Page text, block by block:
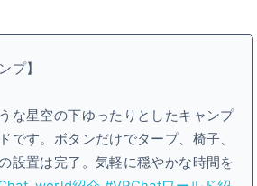
プ】
な星空の下ゆったりとしたキャンプ
です。ボタンだけでタープ、椅子、
設置は完了。気軽に穏やかな時間を